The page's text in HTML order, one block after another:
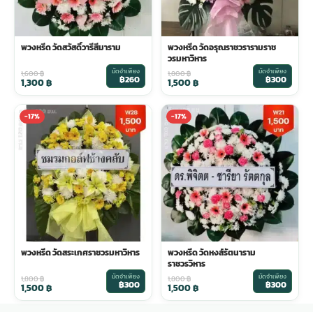
พวงหรีด วัดสวัสดิ์วารีสีมาราม
1,600฿
1,300฿
มัดจำเพียง
฿260
พวงหรีด วัดอรุณราชวรารามราช
วรมหาวิหาร
1,800฿
1,500฿
มัดจำเพียง
฿300
-17%
พวงหรีด วัดสระเกศราชวรมหาวิหาร
1,800฿
1,500฿
มัดจำเพียง
฿300
-17%
พวงหรีด วัดหงส์รัตนาราม
ราชวรวิหาร
1,800฿
1,500฿
มัดจำเพียง
฿300